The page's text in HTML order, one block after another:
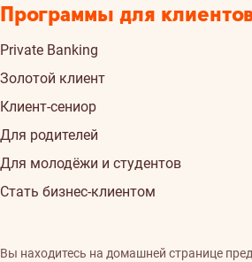
Программы для
Private Banking
Золотой клиент
Клиент-сениор
Для родителей
Для молодёжи и студентов
Стать бизнес-клиентом
Вы находитесь на домашней странице